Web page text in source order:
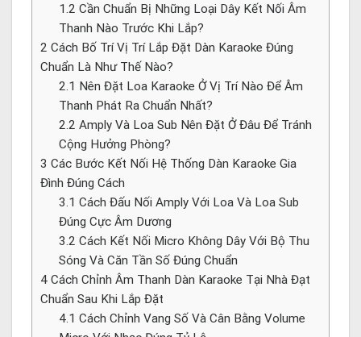
1.2 Cần Chuẩn Bị Những Loại Dây Kết Nối Âm
Thanh Nào Trước Khi Lắp?
2 Cách Bố Trí Vị Trí Lắp Đặt Dàn Karaoke Đúng
Chuẩn Là Như Thế Nào?
2.1 Nên Đặt Loa Karaoke Ở Vị Trí Nào Để Âm
Thanh Phát Ra Chuẩn Nhất?
2.2 Amply Và Loa Sub Nên Đặt Ở Đâu Để Tránh
Cộng Hưởng Phòng?
3 Các Bước Kết Nối Hệ Thống Dàn Karaoke Gia
Đình Đúng Cách
3.1 Cách Đấu Nối Amply Với Loa Và Loa Sub
Đúng Cực Âm Dương
3.2 Cách Kết Nối Micro Không Dây Với Bộ Thu
Sóng Và Căn Tần Số Đúng Chuẩn
4 Cách Chỉnh Âm Thanh Dàn Karaoke Tại Nhà Đạt
Chuẩn Sau Khi Lắp Đặt
4.1 Cách Chỉnh Vang Số Và Cân Bằng Volume